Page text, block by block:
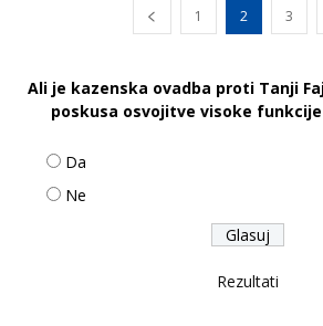
1 2 3
Ali je kazenska ovadba proti Tanji
poskusa osvojitve visoke funkcije
Da
Ne
Rezultati